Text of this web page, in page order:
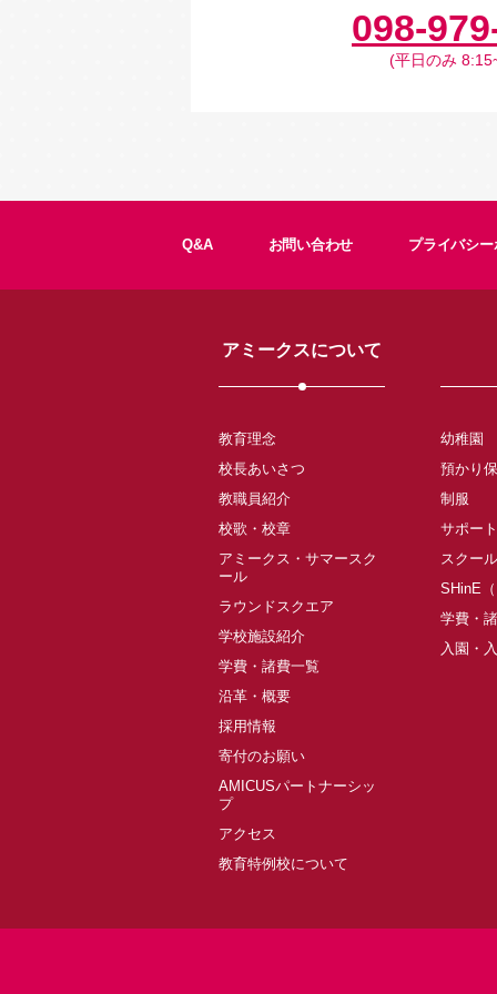
098-
(平日のみ
Q&A お問い合わせ プライバシ
アミークスについて
教育理念
校長あいさつ
教職員紹介
校歌・校章
アミークス・サマースク
ール
ラウンドスクエア
学校施設紹介
学費・諸費一覧
沿革・概要
採用情報
寄付のお願い
AMICUSパートナーシッ
プ
アクセス
教育特例校について
幼稚園
預かり
制服
サポー
スクー
SHinE
学費・
入園・